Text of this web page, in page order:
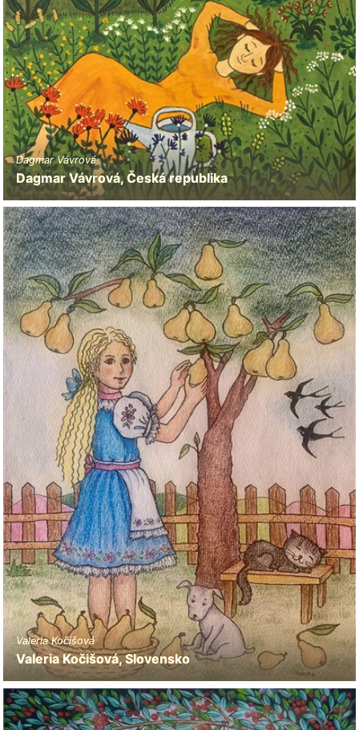
Dagmar Vávrová
Dagmar Vávrová, Česká republika
Valeria Kočišová
Valeria Kočišová, Slovensko